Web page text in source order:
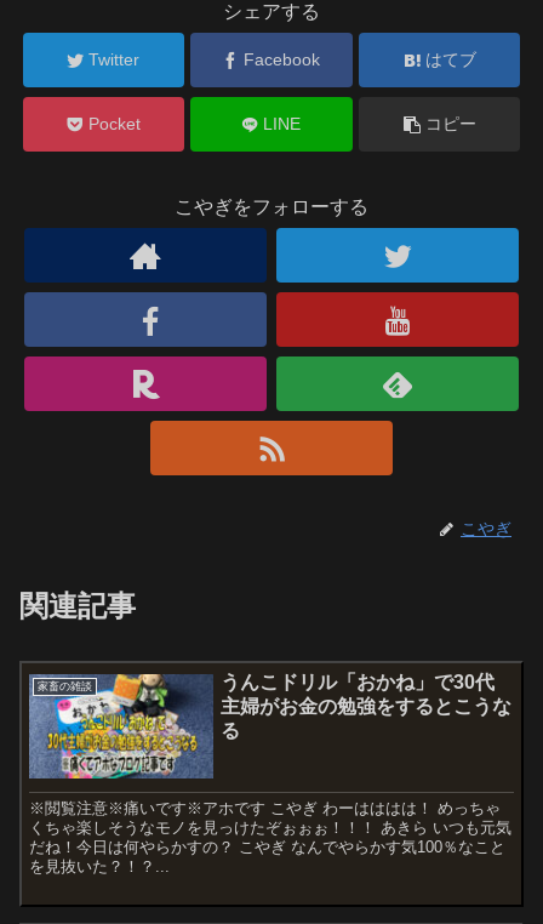
シェアする
Twitter Facebook はてブ
Pocket LINE コピー
こやぎをフォローする
こやぎ
関連記事
家畜の雑談
うんこドリル「おかね」で30代
主婦がお金の勉強をするとこうな
る
※閲覧注意※痛いです※アホです こやぎ わーはははは！ めっちゃ
くちゃ楽しそうなモノを見っけたぞぉぉぉ！！！ あきら いつも元気
だね！今日は何やらかすの？ こやぎ なんでやらかす気100％なこと
を見抜いた？！？...